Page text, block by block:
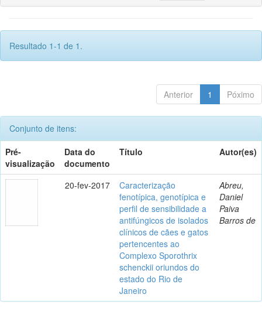
Resultado 1-1 de 1.
Anterior 1 Póximo
Conjunto de itens:
Pré-
visualização
Data do
documento
Título Autor(es)
20-fev-2017
Caracterização
fenotípica, genotípica e
perfil de sensibilidade a
antifúngicos de isolados
clínicos de cães e gatos
pertencentes ao
Complexo Sporothrix
schenckii oriundos do
estado do Rio de
Janeiro
Abreu,
Daniel
Paiva
Barros de